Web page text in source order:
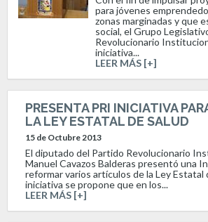
para jóvenes
zonas marginadas y que
social, el Grupo
Revolucionario
iniciativa...
LEER MÁS [+]
PRESENTA PRI INICIATIVA
LA LEY ESTATAL DE SALUD
15 de Octubre 2013
El diputado del Partido Revolucionario
Manuel Cavazos Balderas presentó una
reformar varios artículos de la Ley Estatal
iniciativa se propone que en los...
LEER MÁS [+]